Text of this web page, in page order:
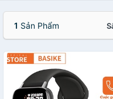
1 Sản Phẩm